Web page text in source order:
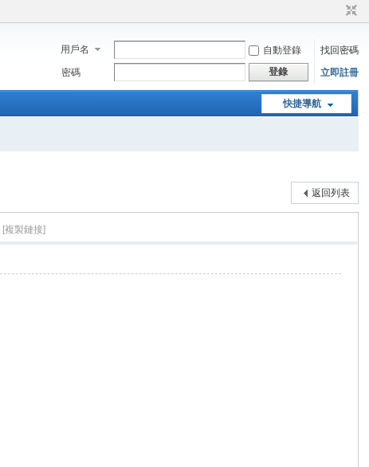
用戶名 自動登錄
找回密碼
密碼
登錄 立即註冊
快捷導航
返回列表
[複製鏈接]